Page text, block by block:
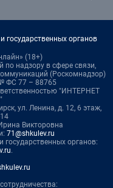
государственных органов
(18+)
по надзору в сфере связи,
(Роскомнадзор)
ФС 77 – 88765
"ИНТЕРНЕТ
ул. Ленина, д. 12, 6 этаж,
Викторовна
71@shkulev.ru
органов:
.